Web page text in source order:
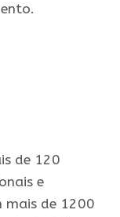
de 120
e
mais de 1200